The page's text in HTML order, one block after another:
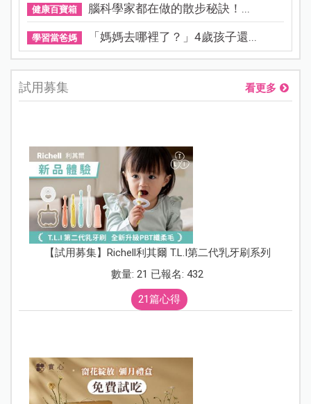
健康百寶箱 腦科學家都在做的散步秘訣！...
學習當爸媽 「媽媽去哪裡了？」4歲孩子還...
試用募集 看更多
【試用募集】Richell利其爾 T.L.I第二代乳牙刷系列
數量: 21 已報名: 432
21篇心得